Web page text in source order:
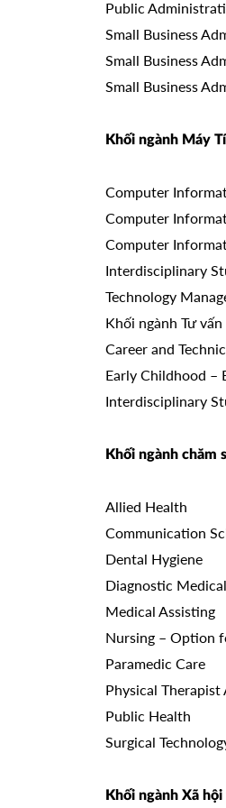
Public
Small Business
Small Business
Small Business
Khối ngành
Computer
Computer
Computer
Interdisciplinary
Technology
Khối ngành Tư
Career and
Early Childhood –
Interdisciplinary
Khối ngành chăm
Allied Health
Communication
Dental Hygiene
Diagnostic
Medical Assisting
Nursing – Option
Paramedic Care
Physical Therapist
Public Health
Surgical
Khối ngành Xã